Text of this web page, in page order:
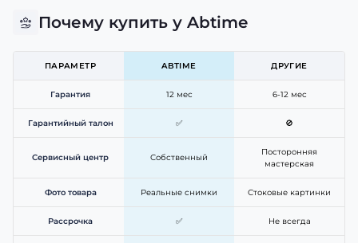
Почему купить у Abtime
ПАРАМЕТР ABTIME ДРУГИЕ
Гарантия 12 мес 6-12 мес
Гарантийный талон ✅ 🚫
Сервисный центр Собственный
Посторонняя
мастерская
Фото товара Реальные снимки Стоковые картинки
Рассрочка ✅ Не всегда